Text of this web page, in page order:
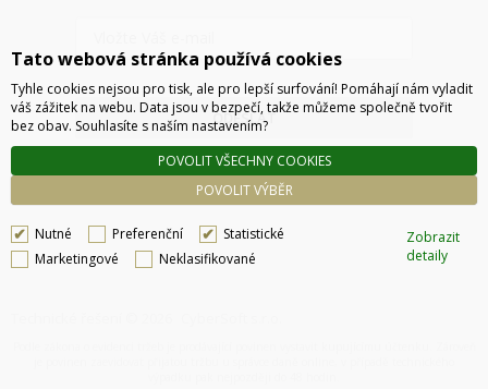
ODESLAT
Tato webová stránka používá cookies
Tyhle cookies nejsou pro tisk, ale pro lepší surfování! Pomáhají nám vyladit
váš zážitek na webu. Data jsou v bezpečí, takže můžeme společně tvořit
bez obav. Souhlasíte s naším nastavením?
POVOLIT VÝBĚR
POVOLIT VŠECHNY COOKIES
Nutné Preferenční
Statistické
Marketingové
Neklasifikované
Zobrazit
detaily